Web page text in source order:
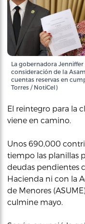
La gobernadora
consideración de la
cuentas reservas en
Torres / NotiCel)
El reintegro para la
viene en camino.
Unos 690,000
tiempo las planillas
deudas pendientes
Hacienda ni con la
de Menores
culmine mayo.